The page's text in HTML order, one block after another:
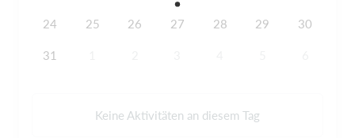
24 25 26 27 28 29 30
31
Keine Aktivitäten an diesem Tag